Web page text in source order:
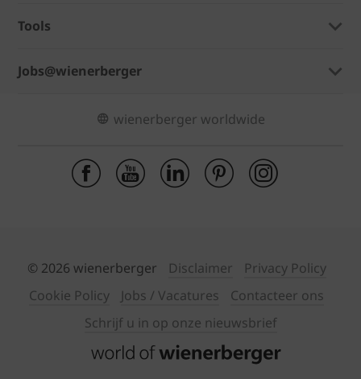
Tools
Jobs@wienerberger
wienerberger worldwide
© 2026 wienerberger Disclaimer
Privacy Policy
Cookie Policy
Jobs / Vacatures
Contacteer ons
Schrijf u in op onze nieuwsbrief